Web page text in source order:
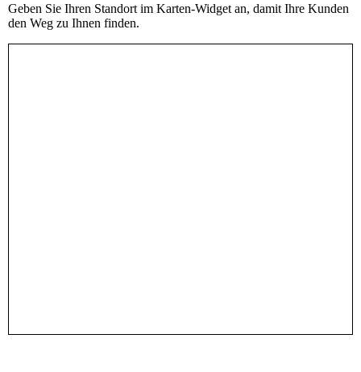
Geben Sie Ihren Standort im Karten-Widget an, damit Ihre Kunden
den Weg zu Ihnen finden.